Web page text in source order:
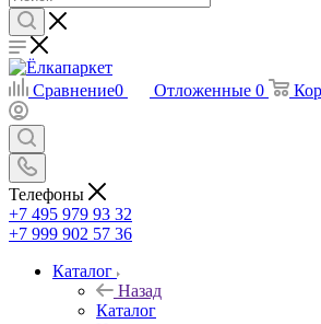
Сравнение0 Отложенные 0
Телефоны
+7 495 979 93 32
+7 999 902 57 36
Каталог
Назад
Каталог